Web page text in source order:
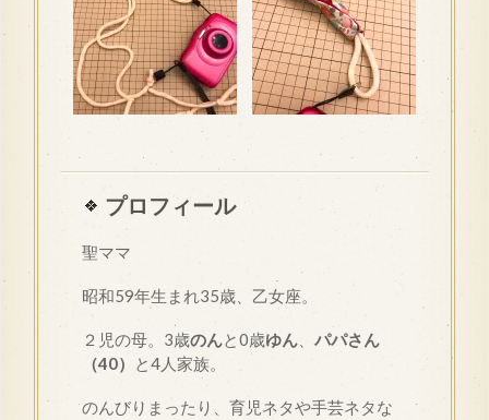
プロフィール
聖ママ
昭和59年生まれ35歳、乙女座。
２児の母。3歳のんと0歳ゆん
パパさん
（40）
と4人家族。
のんびりまったり、育児ネタや手芸ネタな